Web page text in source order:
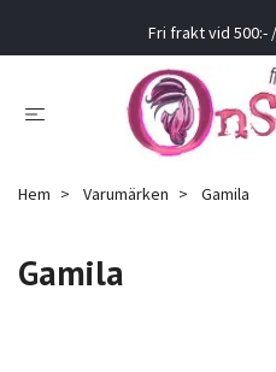
Fri frakt vid 500:-
Hem Varumärken Gamila
Gamila